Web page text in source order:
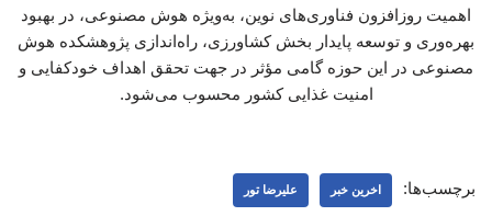
اهمیت روزافزون فناوری‌های نوین، به‌ویژه هوش مصنوعی، در بهبود
بهره‌وری و توسعه پایدار بخش کشاورزی، راه‌اندازی پژوهشکده هوش
مصنوعی در این حوزه گامی مؤثر در جهت تحقق اهداف خودکفایی و
امنیت غذایی کشور محسوب می‌شود.
برچسب‌ها: اخرین خبر علیرضا تور